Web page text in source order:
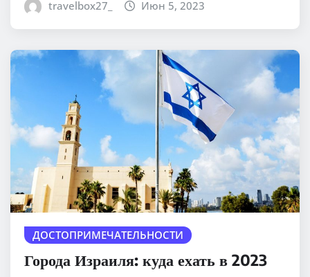
travelbox27_ Июн 5, 2023
ДОСТОПРИМЕЧАТЕЛЬНОСТИ
Города Израиля: куда ехать в 2023